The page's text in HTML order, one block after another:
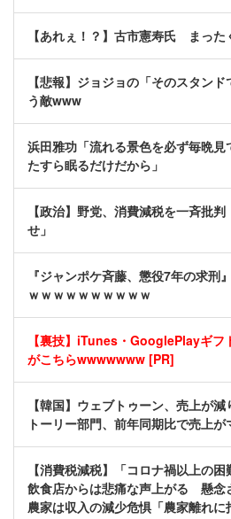
【あれぇ！？】古市憲寿氏 まった
【悲報】ジョジョの「そのスタン
う敵www
浜田雅功「流れる景色を必ず毎晩
たすら眠るだけだから」
【政治】野党、消費減税を一斉批
せ」
『ジャンポケ斉藤、懲役7年の求
ｗｗｗｗｗｗｗｗｗｗ
【裏技】iTunes・GooglePlayギフ
がこちらwwwwwww [PR]
【韓国】ウェブトゥーン、売上が
トーリー部門、前年同期比で売上
【消費税減税】「コロナ禍以上の
飲食店からは悲痛な声上がる 懸
農家は収入の減少危惧「農家離れに